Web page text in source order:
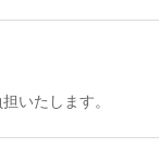
いたします。